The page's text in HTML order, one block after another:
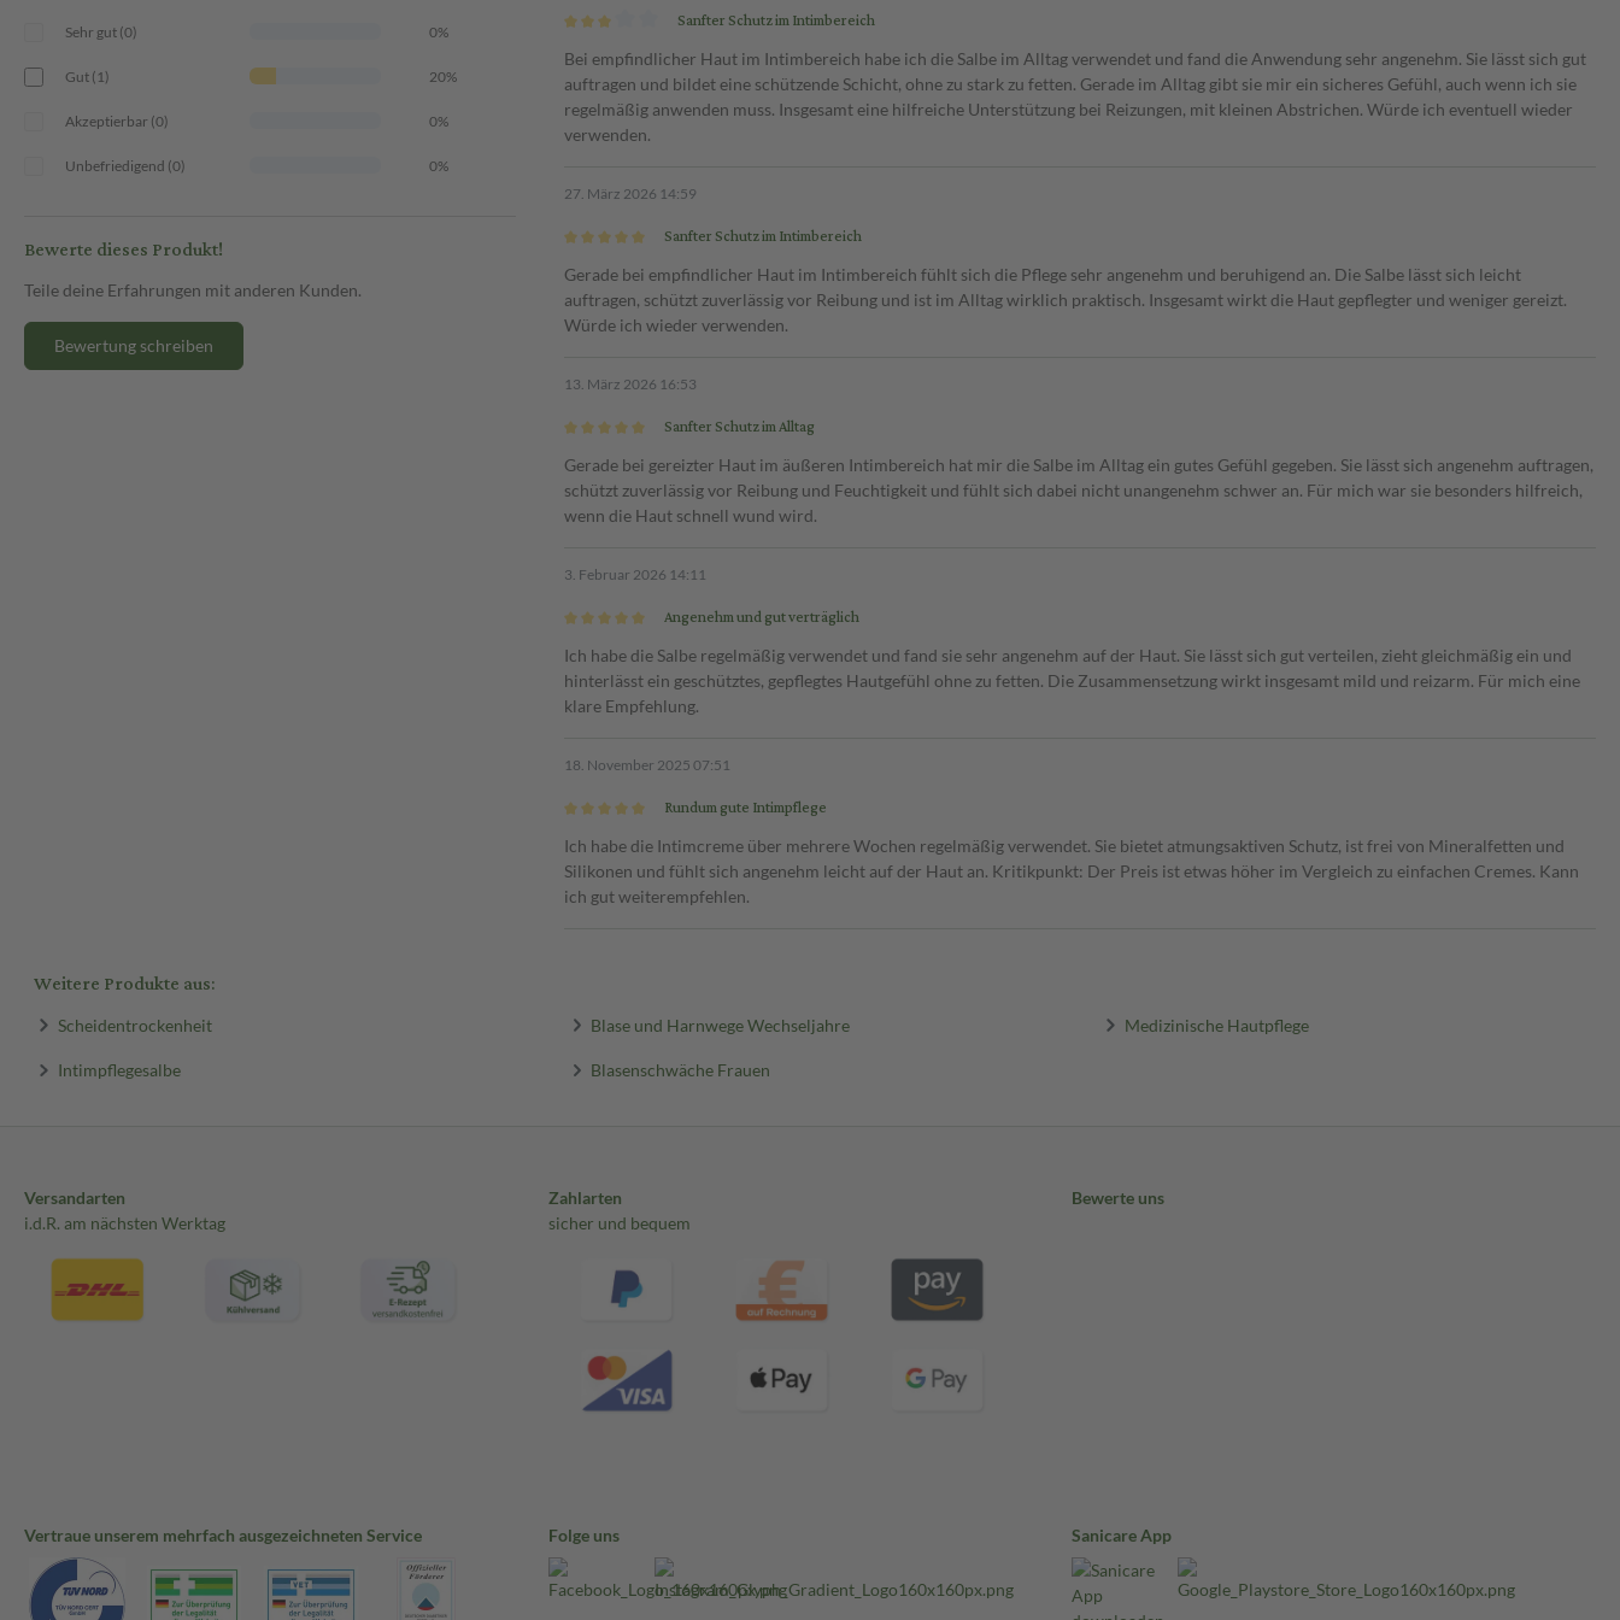
• NACH der Benutzung von Toilettenpapier,
• VOR sportlichen Aktivitäten.
Sehr gut (0) 0%
Gut (1) 20%
Akzeptierbar (0) 0%
Unbefriedigend (0) 0%
Bewerte dieses Produkt!
Teile deine Erfahrungen mit anderen Kunden.
Bewertung schreiben
Sanfter Schutz im Intimbereich
Bei empfindlicher Haut im Intimbereich habe ich die Salbe im Alltag verwendet und fand die Anwendung sehr angenehm. Sie lässt sich gut
auftragen und bildet eine schützende Schicht, ohne zu stark zu fetten. Gerade im Alltag gibt sie mir ein sicheres Gefühl, auch wenn ich sie
regelmäßig anwenden muss. Insgesamt eine hilfreiche Unterstützung bei Reizungen, mit kleinen Abstrichen. Würde ich eventuell wieder
verwenden.
27. März 2026 14:59
Sanfter Schutz im Intimbereich
Gerade bei empfindlicher Haut im Intimbereich fühlt sich die Pflege sehr angenehm und beruhigend an. Die Salbe lässt sich leicht
auftragen, schützt zuverlässig vor Reibung und ist im Alltag wirklich praktisch. Insgesamt wirkt die Haut gepflegter und weniger gereizt.
Würde ich wieder verwenden.
13. März 2026 16:53
Sanfter Schutz im Alltag
Gerade bei gereizter Haut im äußeren Intimbereich hat mir die Salbe im Alltag ein gutes Gefühl gegeben. Sie lässt sich angenehm auftragen,
schützt zuverlässig vor Reibung und Feuchtigkeit und fühlt sich dabei nicht unangenehm schwer an. Für mich war sie besonders hilfreich,
wenn die Haut schnell wund wird.
3. Februar 2026 14:11
Angenehm und gut verträglich
Ich habe die Salbe regelmäßig verwendet und fand sie sehr angenehm auf der Haut. Sie lässt sich gut verteilen, zieht gleichmäßig ein und
hinterlässt ein geschütztes, gepflegtes Hautgefühl ohne zu fetten. Die Zusammensetzung wirkt insgesamt mild und reizarm. Für mich eine
klare Empfehlung.
18. November 2025 07:51
Rundum gute Intimpflege
Ich habe die Intimcreme über mehrere Wochen regelmäßig verwendet. Sie bietet atmungsaktiven Schutz, ist frei von Mineralfetten und
Silikonen und fühlt sich angenehm leicht auf der Haut an. Kritikpunkt: Der Preis ist etwas höher im Vergleich zu einfachen Cremes. Kann
ich gut weiterempfehlen.
Weitere Produkte aus:
Scheidentrockenheit Blase und Harnwege Wechseljahre Medizinische Hautpflege
Intimpflegesalbe Blasenschwäche Frauen
Versandarten
i.d.R. am nächsten Werktag
Zahlarten
sicher und bequem
Bewerte uns
Vertraue unserem mehrfach ausgezeichneten Service Folge uns Sanicare App